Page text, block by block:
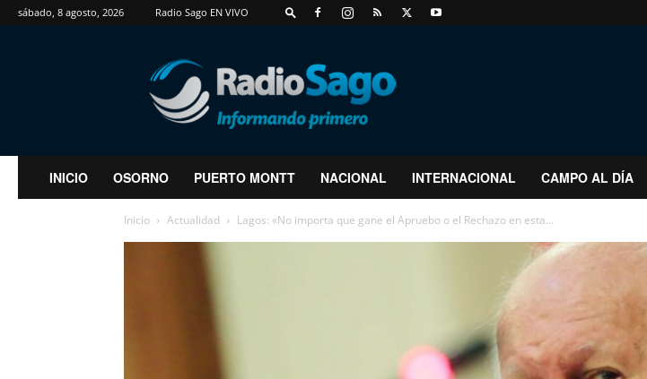
sábado, 8 agosto, 2026 Radio Sago EN VIVO
RadioSago
INICIO OSORNO PUERTO MONTT NACIONAL INTERNACIONAL CAMPO AL DÍA
Inicio Actualidad Lagos: «No importa que gane el Apruebo o el Rechazo en esta...